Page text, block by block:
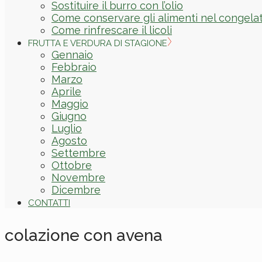
Sostituire il burro con l’olio
Come conservare gli alimenti nel
Come rinfrescare il licoli
FRUTTA E VERDURA DI STAGIONE
Gennaio
Febbraio
Marzo
Aprile
Maggio
Giugno
Luglio
Agosto
Settembre
Ottobre
Novembre
Dicembre
CONTATTI
colazione con avena